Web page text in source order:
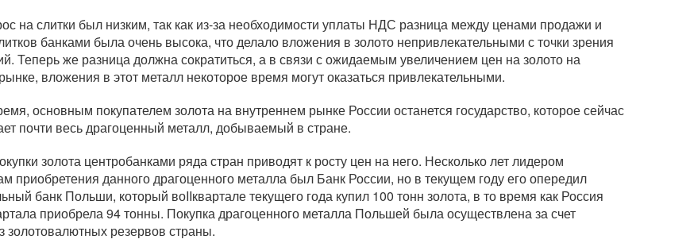
на слитки был низким, так как из-за необходимости уплаты НДС разница между ценами продажи и
банками была очень высока, что делало вложения в золото непривлекательными с точки зрения
Теперь же разница должна сократиться, а в связи с ожидаемым увеличением цен на золото на
вложения в этот металл некоторое время могут оказаться привлекательными.
основным покупателем золота на внутреннем рынке России останется государство, которое сейчас
почти весь драгоценный металл, добываемый в стране.
золота центробанками ряда стран приводят к росту цен на него. Несколько лет лидером
приобретения данного драгоценного металла был Банк России, но в текущем году его опередил
банк Польши, который воIIквартале текущего года купил 100 тонн золота, в то время как Россия
приобрела 94 тонны. Покупка драгоценного металла Польшей была осуществлена за счет
золотовалютных резервов страны.